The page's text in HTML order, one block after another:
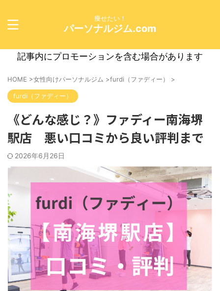
痩せたい！
パーソナルジム.com
記事内にプロモーションを含む場合があります
HOME >女性向けパーソナルジム >furdi（ファディー） >
furdi（ファディー）
《どんな感じ？》ファディー南海堺
駅店 悪い口コミから良い評判まで
2026年6月26日